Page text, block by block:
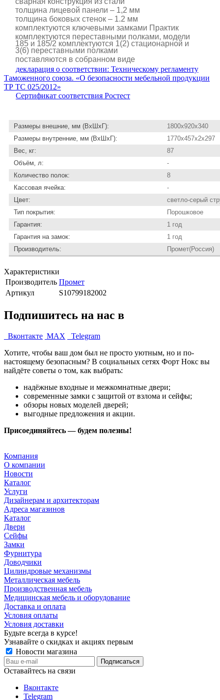
толщина лицевой панели – 1,2 мм
толщина боковых стенок – 1.2 мм
комплектуются ключевыми замками Практик
комплектуются переставными полками, модели
185 и 185/2 комплектуются 1(2) стационарной и
3(6) переставными полками
поставляются в собранном виде
декларация о соответствии: Техническому регламенту
Таможенного союза. «О безопасности мебельной продукции
ТР ТС 025/2012»
Сертификат соответствия Ростест
Размеры внешние, мм (ВхШхГ):
1800x920x340
Размеры внутренние, мм (ВхШхГ):
1770x457x2x297
Вес, кг:
87
Объём, л:
-
Количество полок:
8
Кассовая ячейка:
-
Цвет:
светло-серый
Тип покрытия:
Порошковое
Гарантия:
1 год
Гарантия на замок:
1 год
Производитель:
Промет(Россия)
Характеристики
Производитель Промет
Артикул
S10799182002
Подпишитесь на нас в
Вконтакте MAX
Telegram
Хотите, чтобы ваш дом был не просто уютным, но и по-
настоящему безопасным? В социальных сетях Форт Нокс вы
найдёте советы о том, как выбрать:
надёжные входные и межкомнатные двери;
современные замки с защитой от взлома и сейфы;
обзоры новых моделей дверей;
выгодные предложения и акции.
Присоединяйтесь — будем полезны!
Компания
О компании
Новости
Каталог
Услуги
Дизайнерам и архитекторам
Адреса магазинов
Каталог
Двери
Сейфы
Замки
Фурнитура
Доводчики
Цилиндровые механизмы
Металлическая мебель
Производственная мебель
Медицинская мебель и оборудование
Доставка и оплата
Условия оплаты
Условия доставки
Будьте всегда в курсе!
Узнавайте о скидках и акциях первым
Новости магазина
Оставайтесь на связи
Вконтакте
Telegram